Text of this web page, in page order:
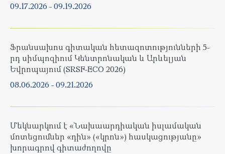
09.17.2026 -09.19.2026
Ֆրանսախոս գիտական հետազոտությունների 5-
րդ սիմպոզիում Կենտրոնական և Արևելյան
Եվրոպայում (SRSF-ECO 2026)
08.06.2026 -09.21.2026
Մեկնարկում է «Նախաարդիական իսլամական
մոտեցումներ «դին» («կրոն») հասկացությանը»
խորագրով գիտաժողովը